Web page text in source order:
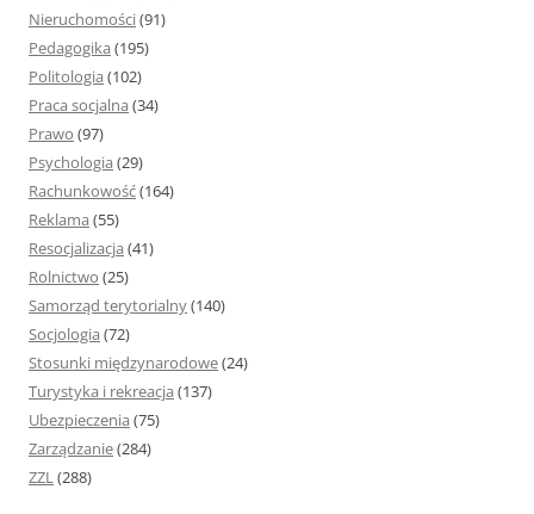
Nieruchomości(91)
Pedagogika (195)
Politologia (102)
Praca socjalna (34)
Prawo (97)
Psychologia (29)
Rachunkowość(164)
Reklama (55)
Resocjalizacja (41)
Rolnictwo (25)
Samorząd terytorialny(140)
Socjologia (72)
Stosunki międzynarodowe(24)
Turystyka i rekreacja (137)
Ubezpieczenia (75)
Zarządzanie(284)
ZZL(288)